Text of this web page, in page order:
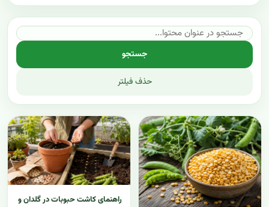
جستجو
حذف فیلتر
راهنمای کاشت حبوبات در گلدان و